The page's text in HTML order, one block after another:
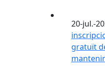
20-jul.-
gratuït